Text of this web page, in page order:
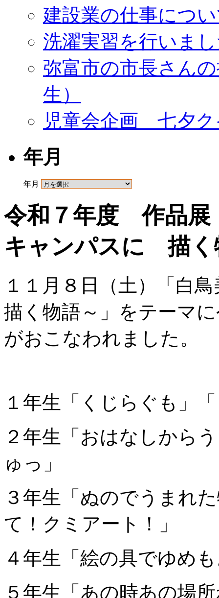
建設業の仕事につ
洗濯実習を行いま
弥富市の市長さん
生）
児童会企画 七夕ク
年月
年月
令和７年度 作品
キャンパスに 描く
１１月８日（土）「白
描く物語～」をテーマ
がおこなわれました。
１年生「くじらぐも」
２年生「おはなしから
ゅっ」
３年生「ぬのでうまれ
て！クミアート！」
４年生「絵の具でゆめ
５年生「あの時あの場